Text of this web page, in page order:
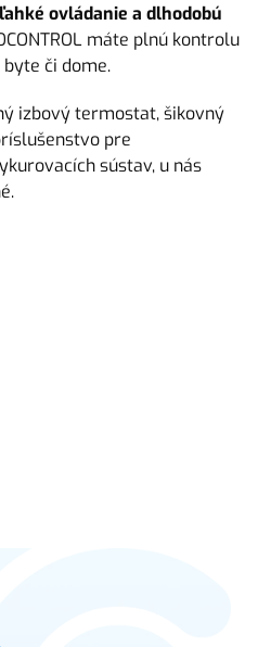
ovládanie a dlhodobú
máte plnú kontrolu
či dome.
izbový termostat, šikovný
pre
sústav, u nás